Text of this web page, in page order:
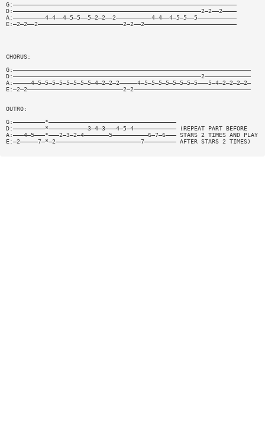
G:———————————————————————————————————————————————————————————————
D:—————————————————————————————————————————————————————2—2——2————
A:—————————4—4——4—5—5——5—2—2——2——————————4—4——4—5—5——5———————————
E:—2—2——2————————————————————————2—2——2——————————————————————————
CHORUS:
G:———————————————————————————————————————————————————————————————————
D:—————————————————————————————————————————————————————2—————————————
A:—————4—5—5—5—5—5—5—5—5—4—2—2—2—————4—5—5—5—5—5—5—5—5———5—4—2—2—2—2—
E:—2—2———————————————————————————2—2—————————————————————————————————
OUTRO:
G:—————————*————————————————————————————————————
D:—————————*———————————3—4—3———4—5—4———————————— (REPEAT PART BEFORE
A:———4—5———*———2—3—2—4———————5——————————6—7—6——— STARS 2 TIMES AND PLAY
E:—2—————7—*—2————————————————————————7————————— AFTER STARS 2 TIMES)